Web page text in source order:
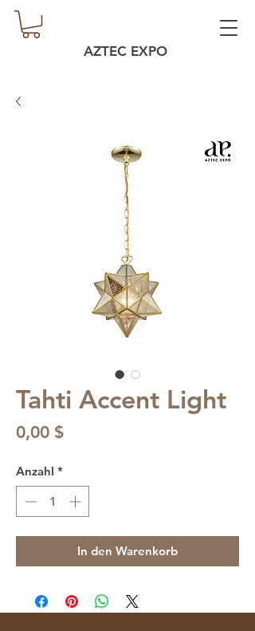
AZTEC EXPO
Tahti Accent Light
0,00 $Preis
Anzahl *
In den Warenkorb